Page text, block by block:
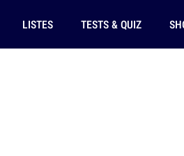
LISTES TESTS & QUIZ